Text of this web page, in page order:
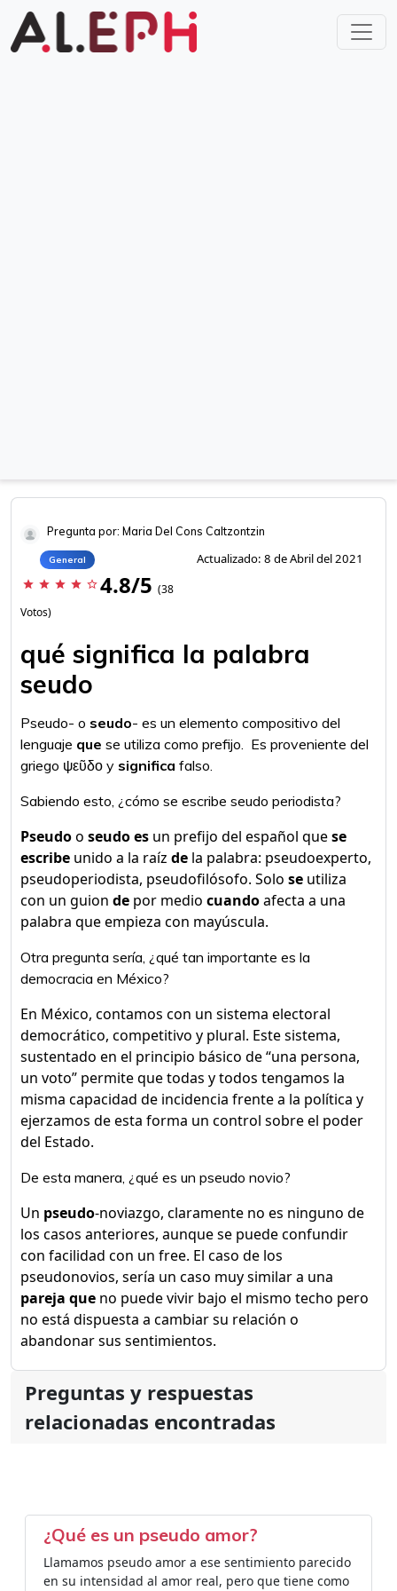
Pregunta por: Maria Del Cons Caltzontzin
General Actualizado: 8 de Abril del 2021
star star star star star_border 4.8/5 (38
Votos)
qué significa la palabra
seudo
Pseudo- o seudo- es un elemento compositivo del
lenguaje que se utiliza como prefijo. ​​ Es proveniente del
griego ψεῦδο y significa falso.
Sabiendo esto, ¿cómo se escribe seudo periodista?
Pseudoo seudo es un prefijo del español quese
escribe unido a la raíz de la palabra: pseudoexperto,
pseudoperiodista, pseudofilósofo. Solo se utiliza
con un guion de por medio cuandoafecta a una
palabra que empieza con mayúscula.
Otra pregunta sería, ¿qué tan importante es la
democracia en México?
En México, contamos con un sistema electoral
democrático, competitivo y plural. Este sistema,
sustentado en el principio básico de “una persona,
un voto” permite que todas y todos tengamos la
misma capacidad de incidencia frente a la política y
ejerzamos de esta forma un control sobre el poder
del Estado.
De esta manera, ¿qué es un pseudo novio?
Un pseudo-noviazgo, claramente no es ninguno de
los casos anteriores, aunque se puede confundir
con facilidad con un free. El caso de los
pseudonovios, sería un caso muy similar a una
pareja que no puede vivir bajo el mismo techo pero
no está dispuesta a cambiar su relación o
abandonar sus sentimientos.
Preguntas y respuestas
relacionadas encontradas
¿Qué es un pseudo amor?
Llamamos pseudo amor a ese sentimiento parecido
en su intensidad al amor real, pero que tiene como